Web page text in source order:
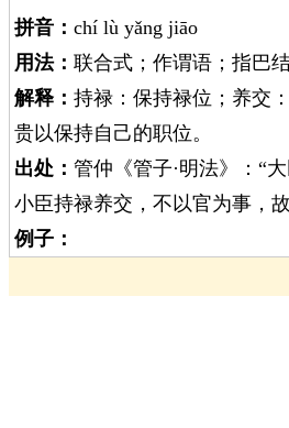
拼音： chí lù yǎng jiāo
用法： 联合式；作谓语；指巴
解释： 持禄：保持禄位；养交
贵以保持自己的职位。
出处： 管仲《管子·明法》：“
小臣持禄养交，不以官为事，
例子：